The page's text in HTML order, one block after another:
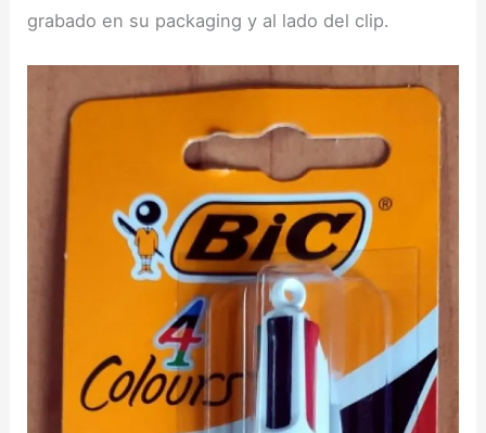
grabado en su packaging y al lado del clip.